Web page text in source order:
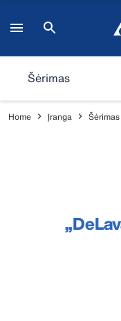
Šėrimas
Home Įranga Šėrimas